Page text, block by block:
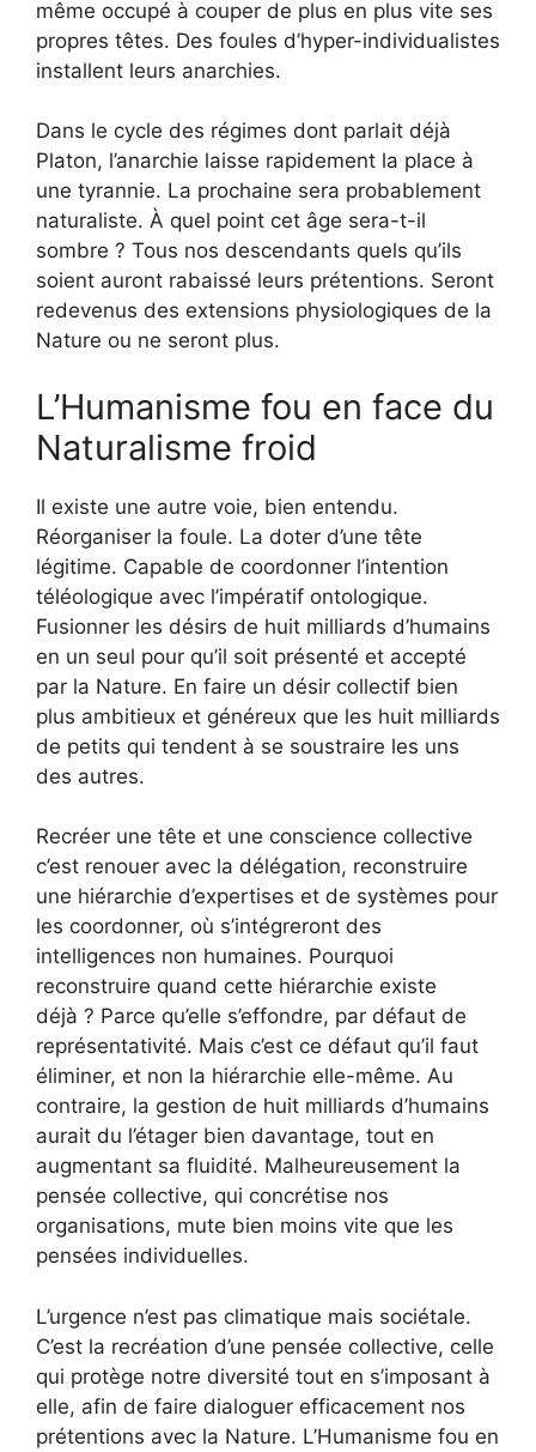
même occupé à couper de plus en plus vite ses
propres têtes. Des foules d’hyper-individualistes
installent leurs anarchies.
Dans le cycle des régimes dont parlait déjà
Platon, l’anarchie laisse rapidement la place à
une tyrannie. La prochaine sera probablement
naturaliste. À quel point cet âge sera-t-il
sombre ? Tous nos descendants quels qu’ils
soient auront rabaissé leurs prétentions. Seront
redevenus des extensions physiologiques de la
Nature ou ne seront plus.
L’Humanisme fou en face du
Naturalisme froid
Il existe une autre voie, bien entendu.
Réorganiser la foule. La doter d’une tête
légitime. Capable de coordonner l’intention
téléologique avec l’impératif ontologique.
Fusionner les désirs de huit milliards d’humains
en un seul pour qu’il soit présenté et accepté
par la Nature. En faire un désir collectif bien
plus ambitieux et généreux que les huit milliards
de petits qui tendent à se soustraire les uns
des autres.
Recréer une tête et une conscience collective
c’est renouer avec la délégation, reconstruire
une hiérarchie d’expertises et de systèmes pour
les coordonner, où s’intégreront des
intelligences non humaines. Pourquoi
reconstruire quand cette hiérarchie existe
déjà ? Parce qu’elle s’effondre, par défaut de
représentativité. Mais c’est ce défaut qu’il faut
éliminer, et non la hiérarchie elle-même. Au
contraire, la gestion de huit milliards d’humains
aurait du l’étager bien davantage, tout en
augmentant sa fluidité. Malheureusement la
pensée collective, qui concrétise nos
organisations, mute bien moins vite que les
pensées individuelles.
L’urgence n’est pas climatique mais sociétale.
C’est la recréation d’une pensée collective, celle
qui protège notre diversité tout en s’imposant à
elle, afin de faire dialoguer efficacement nos
prétentions avec la Nature. L’Humanisme fou en